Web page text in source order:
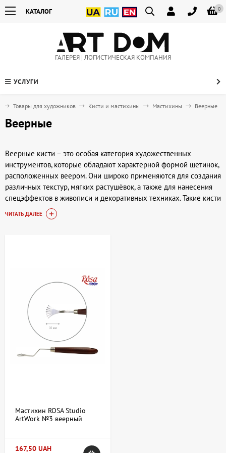
0
КАТАЛОГ
ГАЛЕРЕЯ | ЛОГИСТИЧЕСКАЯ КОМПАНИЯ
УСЛУГИ
Товары для художников Кисти и мастихины Мастихины Веерные
Веерные
Веерные кисти – это особая категория художественных
инструментов, которые обладают характерной формой щетинок,
расположенных веером. Они широко применяются для создания
различных текстур, мягких растушёвок, а также для нанесения
спецэффектов в живописи и декоративных техниках. Такие кисти
ценят за возможность работать с красками тонкими слоями,
имитировать листочки, траву, перья, а также для аккуратного
Интернет-магазин «АртДом» предлагает большой выбор
веерных кистей для художников разного уровня – от новичков
до профессионалов. В ассортименте представлены кисти
разных размеров и материалов, что позволяет подобрать
оптимальный вариант для конкретных техник и видов красок:
Щетина натуральная — из жестких волосков, хорошо
Комбинированные кисти — сочетают преимущества
ЧИТАТЬ ДАЛЕЕ
Мастихин ROSA Studio
ArtWork №3 веерный
167,50 UAH